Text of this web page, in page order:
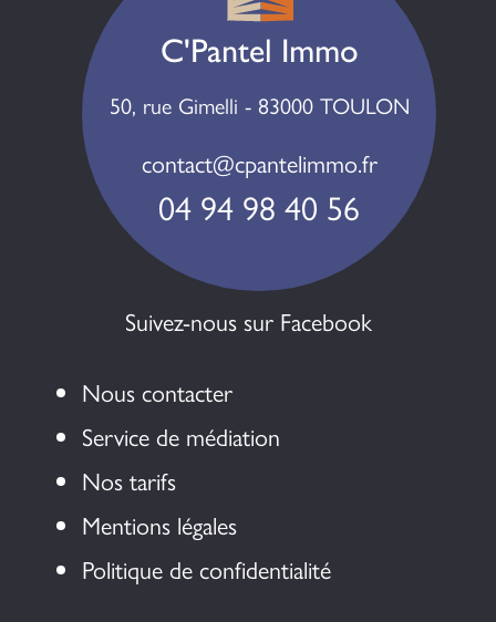
C'Pantel Immo
50, rue Gimelli - 83000 TOULON
contact@cpantelimmo.fr
04 94 98 40 56
Suivez-nous sur Facebook
Nous contacter
Service de médiation
Nos tarifs
Mentions légales
Politique de confidentialité